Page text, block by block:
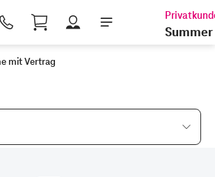
Shopping Cart
Summer
mit Vertrag